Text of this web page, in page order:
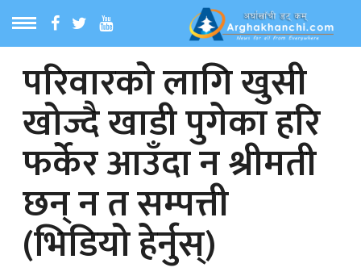
MENU
समाचार
समाचार
समाचार
परिवारको लागि खुसी
खोज्दै खाडी पुगेका हरि
फर्केर आउँदा न श्रीमती
छन् न त सम्पत्ती
(भिडियो हेर्नुस्)